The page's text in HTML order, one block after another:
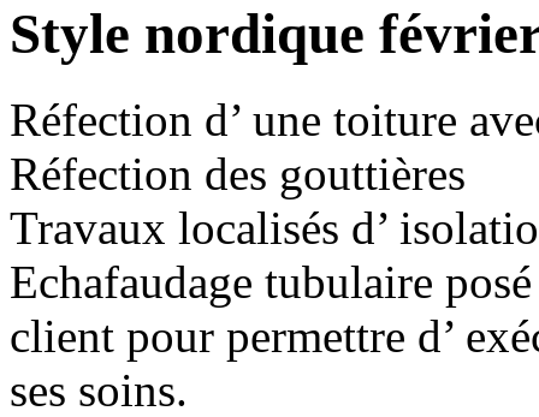
Style nordique
Réfection d’ une toiture
Réfection des gouttières
Travaux localisés d’
Echafaudage tubulaire
client pour permettre d’
ses soins.